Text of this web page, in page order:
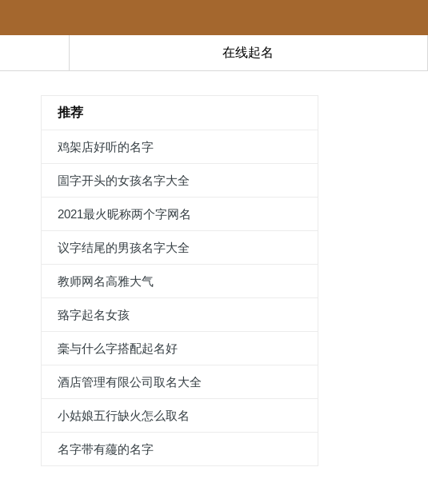
在线起名
推荐
鸡架店好听的名字
圁字开头的女孩名字大全
2021最火昵称两个字网名
议字结尾的男孩名字大全
教师网名高雅大气
臵字起名女孩
稁与什么字搭配起名好
酒店管理有限公司取名大全
小姑娘五行缺火怎么取名
名字带有蘰的名字